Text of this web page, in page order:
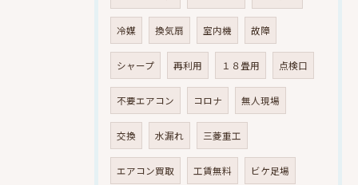
冷媒 換気扇 室内機 故障
シャープ 再利用 １８畳用 点検口
不要エアコン コロナ 無人現場
交換 水漏れ 三菱重工
エアコン買取 工賃無料 ビケ足場